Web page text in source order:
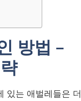
방법 –
있는 애벌레들은 더